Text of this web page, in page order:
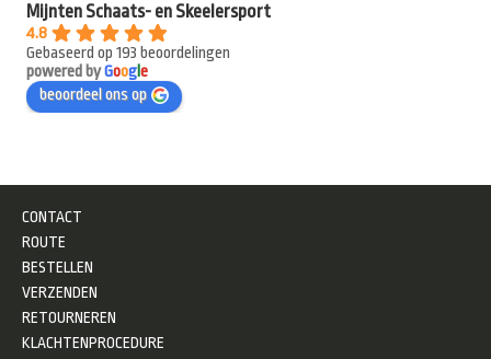
Mijnten Schaats- en Skeelersport
4.8
Gebaseerd op 193 beoordelingen
powered byGooge
beoordeel ons op
CONTACT
ROUTE
BESTELLEN
VERZENDEN
RETOURNEREN
KLACHTENPROCEDURE